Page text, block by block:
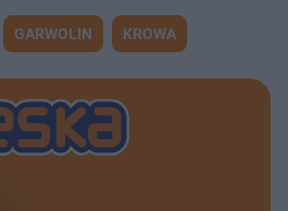
GARWOLIN KROWA